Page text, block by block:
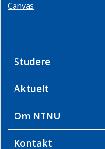
Canvas
Studere
Aktuelt
Om NTNU
Kontakt